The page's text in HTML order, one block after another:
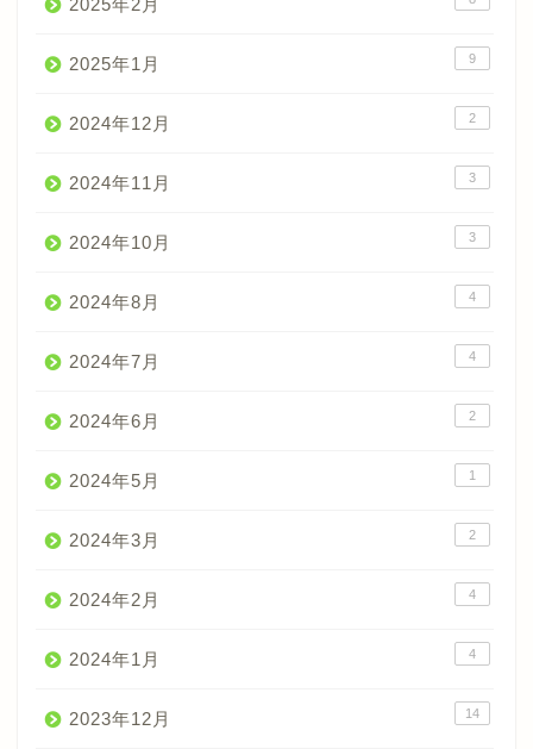
2025年1月 9
2024年12月 2
2024年11月 3
2024年10月 3
2024年8月 4
2024年7月 4
2024年6月 2
2024年5月 1
2024年3月 2
2024年2月 4
2024年1月 4
2023年12月 14